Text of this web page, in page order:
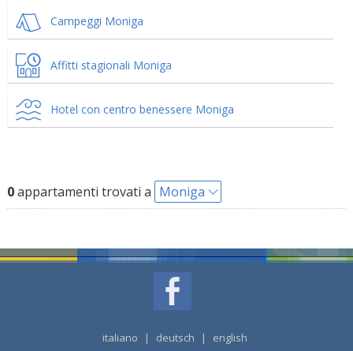
Campeggi Moniga
Affitti stagionali Moniga
Hotel con centro benessere Moniga
0appartamenti trovati a Moniga
italiano | deutsch | english